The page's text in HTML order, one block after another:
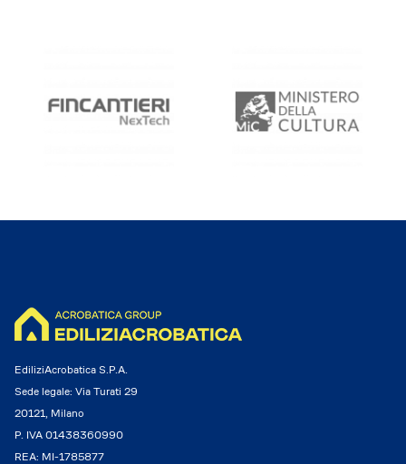
EdiliziAcrobatica S.P.A.
Sede legale: Via Turati 29
20121, Milano
P. IVA 01438360990
REA: MI-1785877